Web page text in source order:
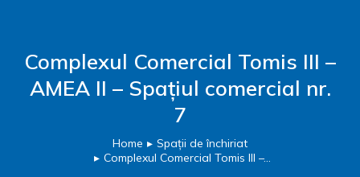
Complexul Comercial Tomis III –
AMEA II – Spațiul comercial nr.
7
Home
Spații de închiriat
Complexul Comercial Tomis III –…